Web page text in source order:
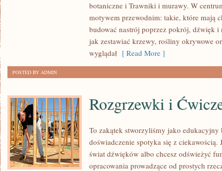
botaniczne i Trawniki i murawy. W
motywem przewodnim: takie, które mają
budować nastrój poprzez pokrój, dźwięk
jak zestawiać krzewy, rośliny okrywowe
wyglądał [ Read More ]
POSTED BY ADMIN
Rozgrzewki i
To zakątek stworzyliśmy jako
doświadczenie spotyka się z ciekawością.
świat dźwięków albo chcesz odświeżyć
opracowania prowadzące od prostych